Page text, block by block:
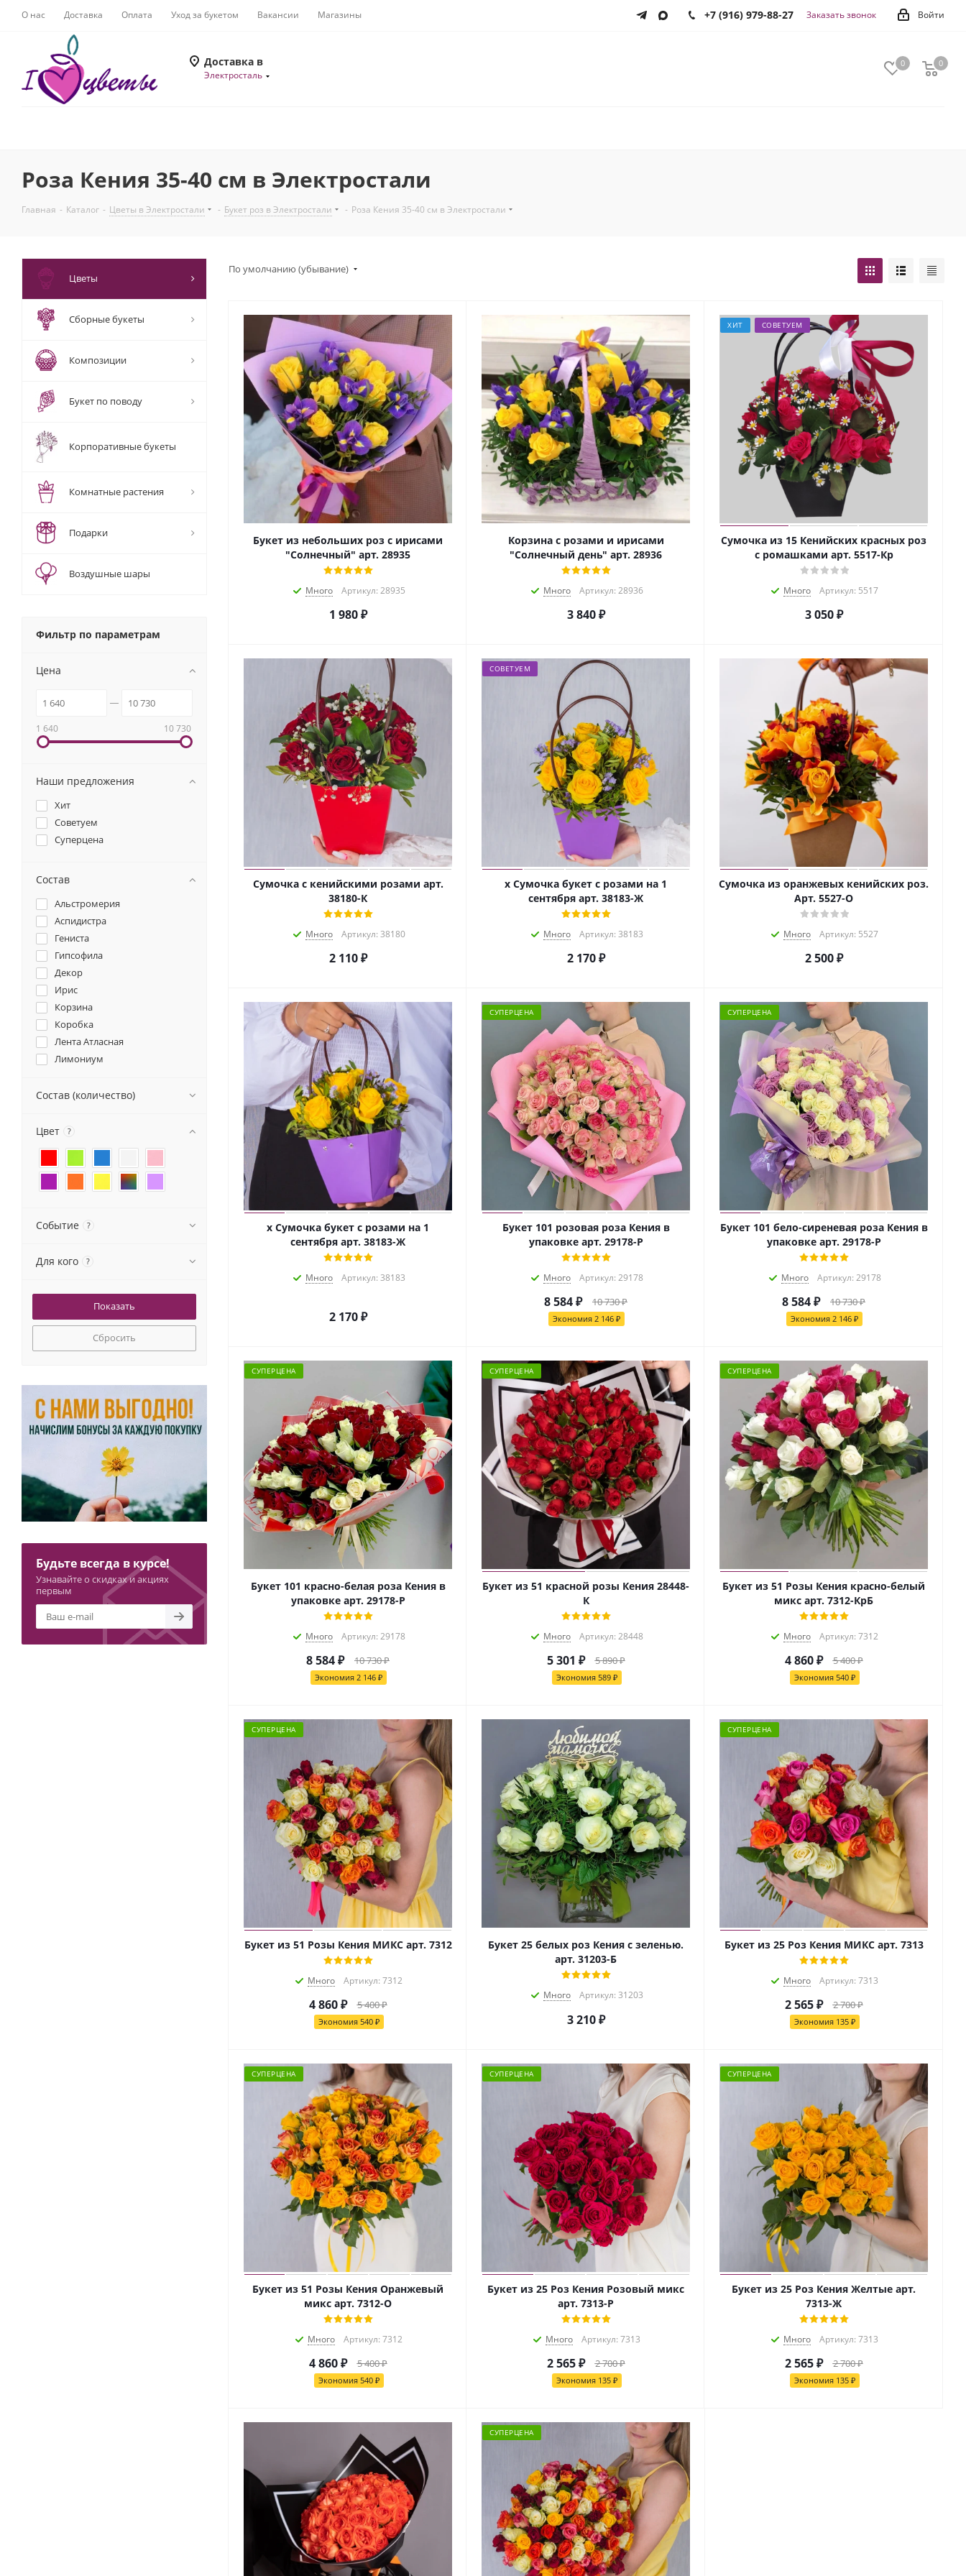
О нас Доставка Оплата Уход за букетом Вакансии Магазины Войти
+7 (916) 979-88-27 Заказать звонок
Доставка в
Электросталь
0 0
0
Роза Кения 35-40 см в Электростали
Главная - Каталог - Цветы в Электростали - Букет роз в Электростали - Роза Кения 35-40 см в Электростали
По умолчанию (убывание)
Букет из небольших роз с ирисами
"Солнечный" арт. 28935
Много Артикул: 28935
1 980₽
Корзина с розами и ирисами
"Солнечный день" арт. 28936
Много Артикул: 28936
3 840₽
ХИТ СОВЕТУЕМ
Сумочка из 15 Кенийских красных роз
с ромашками арт. 5517-Кр
Много Артикул: 5517
3 050₽
Сумочка с кенийскими розами арт.
38180-К
Много Артикул: 38180
2 110₽
СОВЕТУЕМ
х Сумочка букет с розами на 1
сентября арт. 38183-Ж
Много Артикул: 38183
2 170₽
Сумочка из оранжевых кенийских роз.
Арт. 5527-О
Много Артикул: 5527
2 500₽
х Сумочка букет с розами на 1
сентября арт. 38183-Ж
Много Артикул: 38183
2 170₽
СУПЕРЦЕНА
Букет 101 розовая роза Кения в
упаковке арт. 29178-Р
Много Артикул: 29178
8 584₽ 10 730₽
Экономия 2 146 ₽
СУПЕРЦЕНА
Букет 101 бело-сиреневая роза Кения в
упаковке арт. 29178-Р
Много Артикул: 29178
8 584₽ 10 730₽
Экономия 2 146 ₽
СУПЕРЦЕНА
Букет 101 красно-белая роза Кения в
упаковке арт. 29178-Р
Много Артикул: 29178
8 584₽ 10 730₽
Экономия 2 146 ₽
СУПЕРЦЕНА
Букет из 51 красной розы Кения 28448-
К
Много Артикул: 28448
5 301 ₽ 5 890₽
Экономия 589₽
СУПЕРЦЕНА
Букет из 51 Розы Кения красно-белый
микс арт. 7312-КрБ
Много Артикул: 7312
4 860₽ 5 400₽
Экономия 540₽
СУПЕРЦЕНА
Букет из 51 Розы Кения МИКС арт. 7312
Много Артикул: 7312
4 860₽ 5 400₽
Экономия 540₽
Букет 25 белых роз Кения с зеленью.
арт. 31203-Б
Много Артикул: 31203
3 210₽
СУПЕРЦЕНА
Букет из 25 Роз Кения МИКС арт. 7313
Много Артикул: 7313
2 565₽ 2 700₽
Экономия 135₽
СУПЕРЦЕНА
Букет из 51 Розы Кения Оранжевый
микс арт. 7312-О
Много Артикул: 7312
4 860₽ 5 400₽
Экономия 540₽
СУПЕРЦЕНА
Букет из 25 Роз Кения Розовый микс
арт. 7313-Р
Много Артикул: 7313
2 565₽ 2 700₽
Экономия 135₽
СУПЕРЦЕНА
Букет из 25 Роз Кения Желтые арт.
7313-Ж
Много Артикул: 7313
2 565₽ 2 700₽
Экономия 135₽
СУПЕРЦЕНА
Цветы
Сборные букеты
Композиции
Букет по поводу
Корпоративные букеты
Комнатные растения
Подарки
Воздушные шары
Фильтр по параметрам
Цена
1 640 10 730
Наши предложения
Хит
Советуем
Суперцена
Состав
Альстромерия
Аспидистра
Гениста
Гипсофила
Декор
Ирис
Корзина
Коробка
Лента Атласная
Лимониум
Роза Кения
Статица
Сумка
Сухоцвет Тритикум
Упаковка дизайнерская
Флористическая губка
Эвкалипт
Состав (количество)
Цвет ?
Событие ?
Для кого ?
Сбросить
Будьте всегда в курсе!
Узнавайте о скидках и акциях
первым